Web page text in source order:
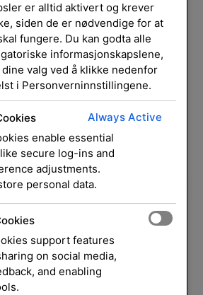
Ink Cart/Color 4pk MFC-
J6510DW/J6710DW
kr1 132,00
er alltid aktivert og krever
siden de er nødvendige for at
fungere. Du kan godta alle
informasjonskapslene,
valg ved å klikke nedenfor
i Personverninnstillingene.
Always Active
enable essential
secure log-ins and
adjustments.
personal data.
support features
on social media,
and enabling